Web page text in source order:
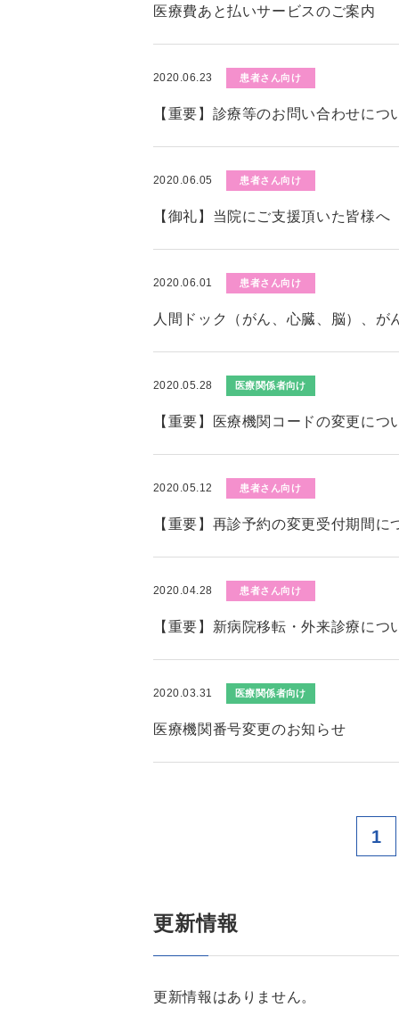
医療費あと払いサービスのご案内
2020.06.23 患者さん向け
【重要】診療等のお問い合わせにつ
2020.06.05 患者さん向け
【御礼】当院にご支援頂いた皆様へ
2020.06.01 患者さん向け
人間ドック（がん、心臓、脳）、が
2020.05.28 医療関係者向け
【重要】医療機関コードの変更につ
2020.05.12 患者さん向け
【重要】再診予約の変更受付期間に
2020.04.28 患者さん向け
【重要】新病院移転・外来診療につ
2020.03.31 医療関係者向け
医療機関番号変更のお知らせ
1
更新情報
更新情報はありません。